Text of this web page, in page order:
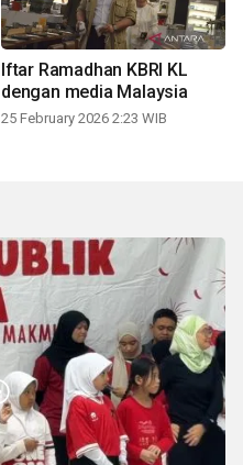
Iftar Ramadhan KBRI KL
dengan media Malaysia
25 February 2026 2:23 WIB